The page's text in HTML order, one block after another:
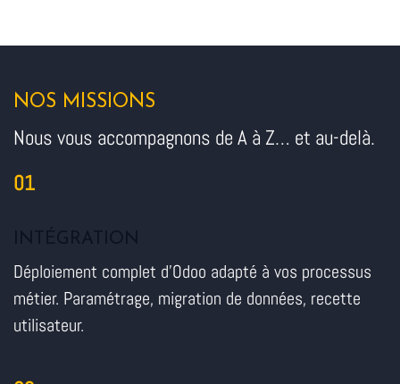
NOS MISSIONS
Nous vous accompagnons de A à Z… et au-delà.
01
Déploiement complet d'Odoo adapté à vos processus
métier. Paramétrage, migration de données, recette
utilisateur.